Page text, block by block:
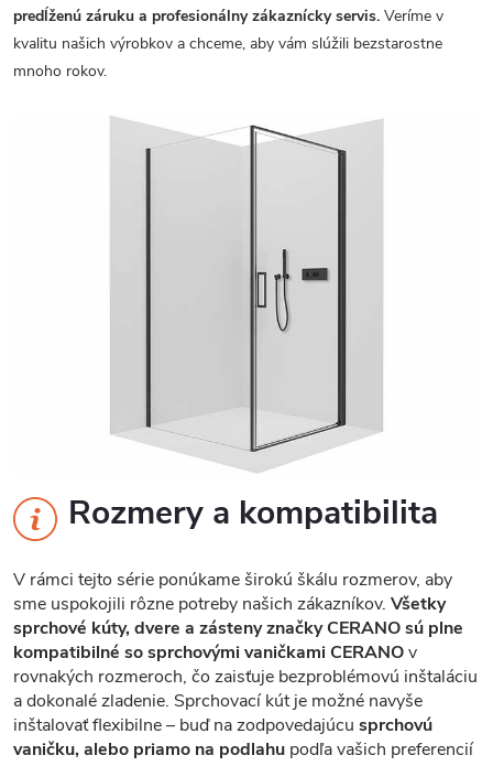
predĺženú záruku a profesionálny zákaznícky servis. Veríme v
kvalitu našich výrobkov a chceme, aby vám slúžili bezstarostne
mnoho rokov.
Rozmery a kompatibilita
V rámci tejto série ponúkame širokú škálu rozmerov, aby
sme uspokojili rôzne potreby našich zákazníkov. Všetky
sprchové kúty, dvere a zásteny značky CERANO sú plne
kompatibilné so sprchovými vaničkami CERANOv
rovnakých rozmeroch, čo zaisťuje bezproblémovú inštaláciu
a dokonalé zladenie. Sprchovací kút je možné navyše
inštalovať flexibilne – buď na zodpovedajúcu sprchovú
vaničku, alebo priamo na podlahu podľa vašich preferencií